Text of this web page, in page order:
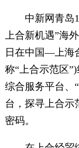
中新网青岛11
上合新机遇”海
日在中国—上海
称“上合示范区
综合服务平台、
台，探寻上合示
密码。